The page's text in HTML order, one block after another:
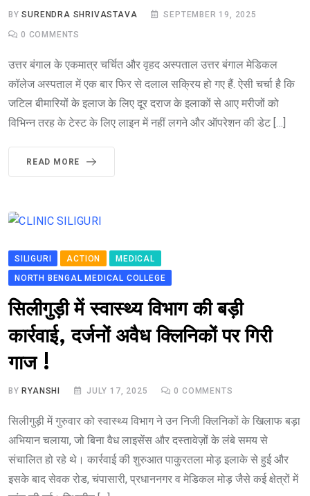
BYSURENDRA SHRIVASTAVA SEPTEMBER 19, 2025
0 COMMENTS
उत्तर बंगाल के एकमात्र चर्चित और वृहद अस्पताल उत्तर बंगाल मेडिकल
कॉलेज अस्पताल में एक बार फिर से दलाल सक्रिय हो गए हैं. ऐसी चर्चा है कि
जटिल बीमारियों के इलाज के लिए दूर दराज के इलाकों से आए मरीजों को
विभिन्न तरह के टेस्ट के लिए लाइन में नहीं लगने और ऑपरेशन की डेट […]
READ MORE
SILIGURI ACTION
MEDICAL
NORTH BENGAL MEDICAL COLLEGE
सिलीगुड़ी में स्वास्थ्य विभाग की बड़ी
कार्रवाई, दर्जनों अवैध क्लिनिकों पर गिरी
गाज !
BY RYANSHI JULY 17, 2025 0 COMMENTS
सिलीगुड़ी में गुरुवार को स्वास्थ्य विभाग ने उन निजी क्लिनिकों के खिलाफ बड़ा
अभियान चलाया, जो बिना वैध लाइसेंस और दस्तावेज़ों के लंबे समय से
संचालित हो रहे थे। कार्रवाई की शुरुआत पाकुरतला मोड़ इलाके से हुई और
इसके बाद सेवक रोड, चंपासारी, प्रधाननगर व मेडिकल मोड़ जैसे कई क्षेत्रों में